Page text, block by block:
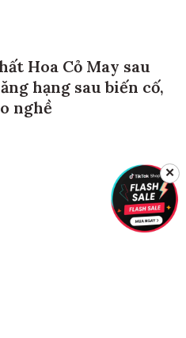
Hoa Cỏ May sau
hạng sau biến cố,
nghề
✕